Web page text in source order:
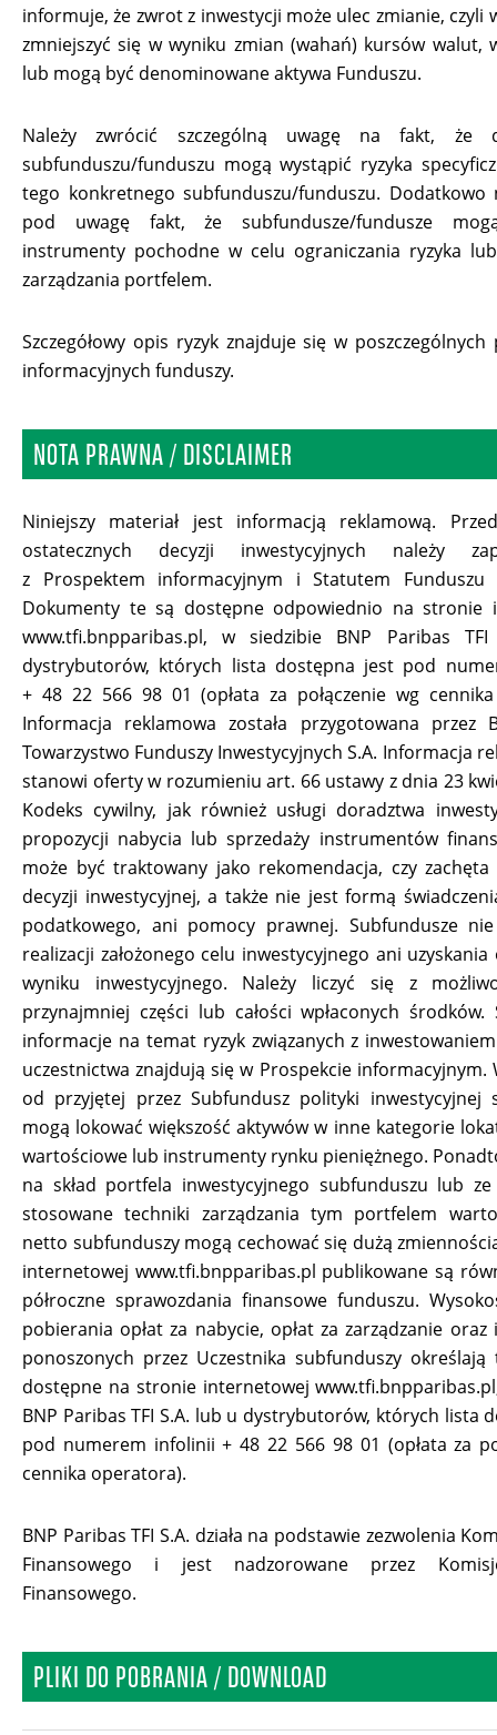
informuje, że zwrot z inwestycji może ulec zmianie, czyli
zmniejszyć się w wyniku zmian (wahań) kursów walut,
lub mogą być denominowane aktywa Funduszu.
Należy zwrócić szczególną uwagę na fakt, że
subfunduszu/funduszu mogą wystąpić ryzyka
tego konkretnego subfunduszu/funduszu. Dodatkowo
pod uwagę fakt, że subfundusze/fundusze
instrumenty pochodne w celu ograniczania ryzyka
zarządzania portfelem.
Szczegółowy opis ryzyk znajduje się w
informacyjnych funduszy.
NOTA PRAWNA / DISCLAIMER
Niniejszy materiał jest informacją reklamową.
ostatecznych decyzji inwestycyjnych należy
z Prospektem informacyjnym i Statutem Funduszu
Dokumenty te są dostępne odpowiednio na stronie
www.tfi.bnpparibas.pl, w siedzibie BNP Paribas
dystrybutorów, których lista dostępna jest pod
+ 48 22 566 98 01 (opłata za połączenie wg
Informacja reklamowa została przygotowana przez
Towarzystwo Funduszy Inwestycyjnych S.A. Informacja
stanowi oferty w rozumieniu art. 66 ustawy z dnia 23
Kodeks cywilny, jak również usługi doradztwa
propozycji nabycia lub sprzedaży instrumentów
może być traktowany jako rekomendacja, czy
decyzji inwestycyjnej, a także nie jest formą
podatkowego, ani pomocy prawnej. Subfundusze
realizacji założonego celu inwestycyjnego ani
wyniku inwestycyjnego. Należy liczyć się z
przynajmniej części lub całości wpłaconych środków.
informacje na temat ryzyk związanych z
uczestnictwa znajdują się w Prospekcie informacyjnym.
od przyjętej przez Subfundusz polityki inwestycyjnej
mogą lokować większość aktywów w inne kategorie
wartościowe lub instrumenty rynku pieniężnego.
na skład portfela inwestycyjnego subfunduszu lub
stosowane techniki zarządzania tym portfelem
netto subfunduszy mogą cechować się dużą
internetowej www.tfi.bnpparibas.pl publikowane są
półroczne sprawozdania finansowe funduszu.
pobierania opłat za nabycie, opłat za zarządzanie oraz
ponoszonych przez Uczestnika subfunduszy określają
dostępne na stronie internetowej
BNP Paribas TFI S.A. lub u dystrybutorów, których lista
pod numerem infolinii + 48 22 566 98 01 (opłata za
cennika operatora).
BNP Paribas TFI S.A. działa na podstawie zezwolenia
Finansowego i jest nadzorowane przez
Finansowego.
PLIKI DO POBRANIA / DOWNLOAD